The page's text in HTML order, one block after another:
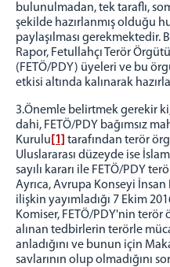
bulunulmadan, tek taraflı,
şekilde hazırlanmış olduğu
paylaşılması gerekmektedir.
Rapor, Fetullahçı Terör
(FETÖ/PDY) üyeleri ve bu
etkisi altında kalınarak
3.Önemle belirtmek gerekir
dahi, FETÖ/PDY bağımsız
Kurulu [1]
tarafından terör
Uluslararası düzeyde ise
sayılı kararı ile FETÖ/PDY
Ayrıca, Avrupa Konseyi
ilişkin yayımladığı 7 Ekim
Komiser, FETÖ/PDY'nin terör
alınan tedbirlerin terörle
anladığını ve bunun için
savlarının olup olmadığını